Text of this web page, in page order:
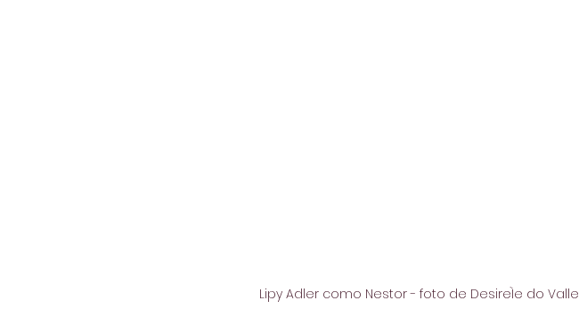
Lipy Adler como Nestor - foto de DesireÌe do Valle